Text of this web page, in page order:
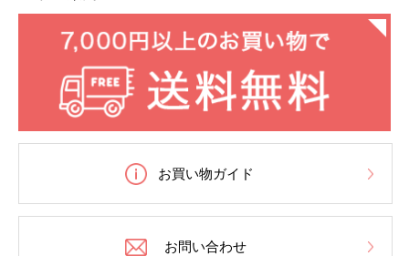
お買い物ガイド
お問い合わせ